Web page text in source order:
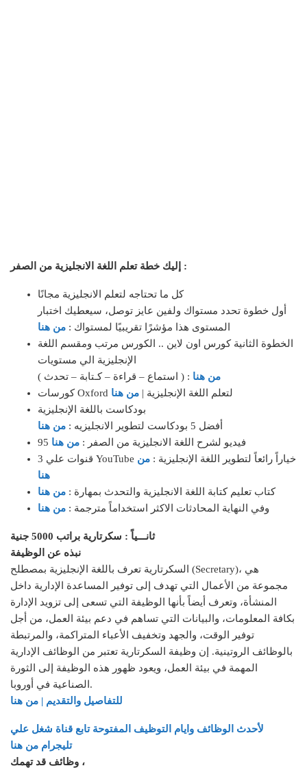
إليك خطة تعلم اللغة الانجليزية من الصفر :
كل ما تحتاجه لتعلم الانجليزية مجانًا
أول خطوة تحدد مستواك ولفين عايز توصل، سيعطيك اختبار
المستوى هذا مؤشرًا تقريبيًا لمستواك : من هنا
الخطوة الثانية كورس اون لاين .. الكورس مرتب ومقسم اللغة
الإنجليزية الي مستويات
( استماع – قراءة – كـتابة – تحدث ) : من هنا
كورسات Oxford لتعلم اللغة الإنجليزية | من هنا
بودكاست باللغة الإنجليزية
أفضل 5 بودكاست لتطوير الانجليزيه :
من هنا
95 فيديو لشرح اللغة الانجليزية من الصفر : من هنا
3 قنوات علي YouTube خياراً رائعاً لتطوير اللغة الإنجليزية : من
هنا
كتاب تعليم كتابة اللغة الانجليزية والتحدث بمهارة : من هنا
وفي النهاية المحادثات الاكثر استخداماً مترجمة : من هنا
ثانـــياً : سكرتارية براتب 5000 جنية
نبذه عن الوظيفة
السكرتارية تعرف باللغة الإنجليزية بمصطلح (Secretary)، هي
مجموعة من الأعمال التي تهدف إلى توفير المساعدة الإدارية داخل
المنشأة، وتعرف أيضاً بأنها الوظيفة التي تسعى إلى تزويد الإدارة
بكافة المعلومات، والبيانات التي تساهم في دعم بيئة العمل، من أجل
توفير الوقت، والجهد وتخفيف الأعباء المتراكمة، والمرتبطة
بالوظائف الروتينية. إن وظيفة السكرتارية تعتبر من الوظائف الإدارية
المهمة في بيئة العمل، ويعود ظهور هذه الوظيفة إلى الثورة
الصناعية في أوروبا.
للتفاصيل والتقديم | من هنا
لأحدث الوظائف وايام التوظيف المفتوحة تابع قناة شغل علي
تليجرام من هنا
وظائف قد تهمك ،